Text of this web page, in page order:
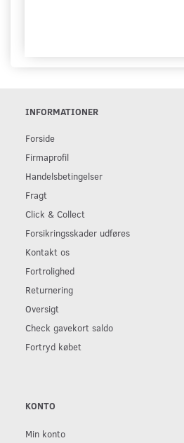
INFORMATIONER
Forside
Firmaprofil
Handelsbetingelser
Fragt
Click & Collect
Forsikringsskader udføres
Kontakt os
Fortrolighed
Returnering
Oversigt
Check gavekort saldo
Fortryd købet
KONTO
Min konto